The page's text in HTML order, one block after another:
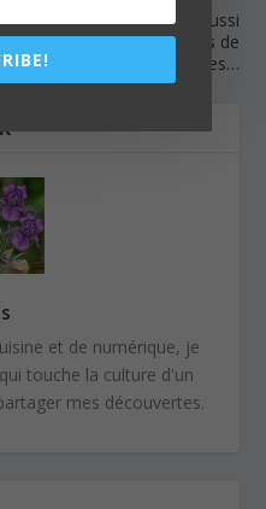
Des frites belges mais aussi
une farandole de frites de
légumes…
et de numérique, je
touche la culture d'un
mes découvertes.